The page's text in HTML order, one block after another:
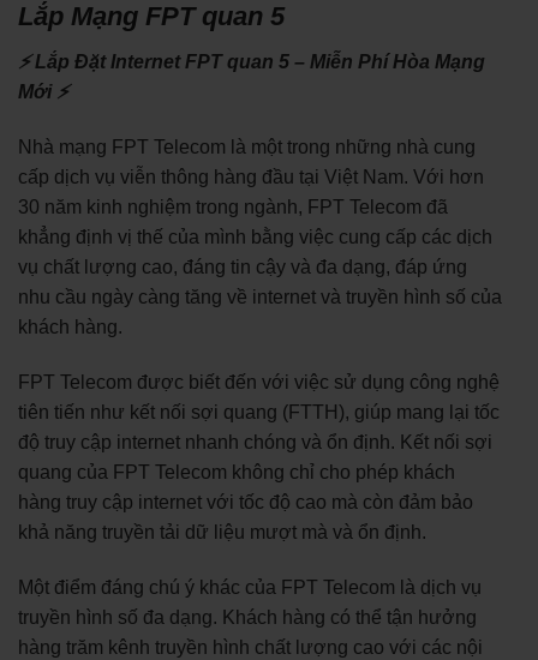
Lắp Mạng FPT quan 5
⚡ Lắp Đặt Internet FPT quan 5 – Miễn Phí Hòa Mạng
Mới ⚡
Nhà mạng FPT Telecom là một trong những nhà cung
cấp dịch vụ viễn thông hàng đầu tại Việt Nam. Với hơn
30 năm kinh nghiệm trong ngành, FPT Telecom đã
khẳng định vị thế của mình bằng việc cung cấp các dịch
vụ chất lượng cao, đáng tin cậy và đa dạng, đáp ứng
nhu cầu ngày càng tăng về internet và truyền hình số của
khách hàng.
FPT Telecom được biết đến với việc sử dụng công nghệ
tiên tiến như kết nối sợi quang (FTTH), giúp mang lại tốc
độ truy cập internet nhanh chóng và ổn định. Kết nối sợi
quang của FPT Telecom không chỉ cho phép khách
hàng truy cập internet với tốc độ cao mà còn đảm bảo
khả năng truyền tải dữ liệu mượt mà và ổn định.
Một điểm đáng chú ý khác của FPT Telecom là dịch vụ
truyền hình số đa dạng. Khách hàng có thể tận hưởng
hàng trăm kênh truyền hình chất lượng cao với các nội